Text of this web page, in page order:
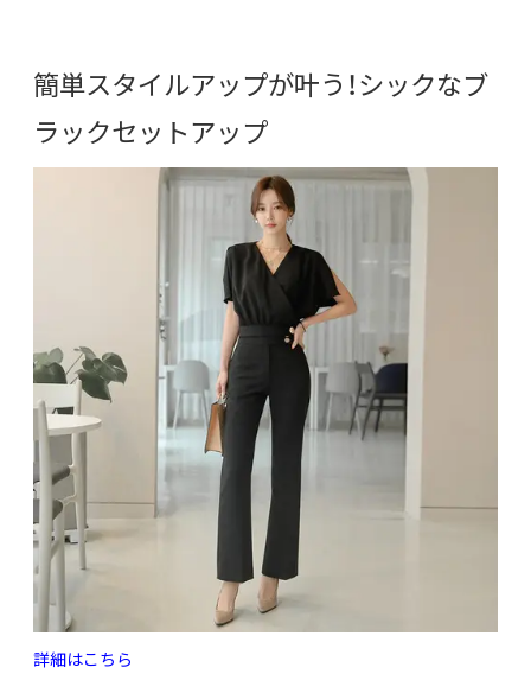
簡単スタイルアップが叶う！シックなブ
ラックセットアップ
詳細はこちら